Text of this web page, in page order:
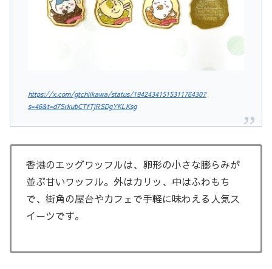
https://x.com/gtchiikawa/status/1942434151531176430?
s=46&t=d7SrkubCTfTjRSDgYKLKsg
香港のエッグワッフルは、卵形の小さな膨らみが
並ぶ甘いワッフル。外はカリッ、中はふわもち
で、街角の屋台やカフェで手軽に味わえる人気ス
イーツです。